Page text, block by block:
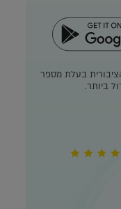
בעלת מספר